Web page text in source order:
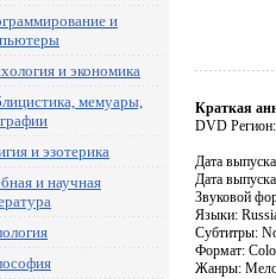
и
и экономика
мемуары,
и эзотерика
и научная
Краткая
DVD
Дата
Дата
Звуковой
Языки:
Субтитры:
Формат:
Жанры: